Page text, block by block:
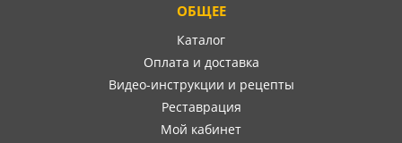
ОБЩЕЕ
Каталог
Оплата и доставка
Видео-инструкции и рецепты
Реставрация
Мой кабинет